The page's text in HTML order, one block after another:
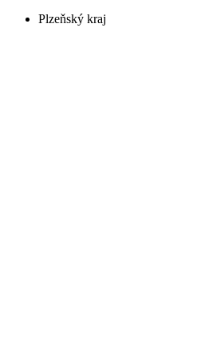
Plzeňský kraj